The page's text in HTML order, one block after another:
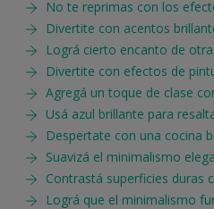
No te reprimas con los
Divertite con acentos
Lográ cierto encanto de
Divertite con efectos de
Agregá un toque de clase
Usá azul brillante para
Despertate con una cocina
Suavizá el minimalismo
Contrastá superficies duras
Lográ que el minimalismo